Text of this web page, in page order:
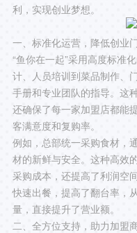
利，实现创业梦想。
一、标准化运营，降低创业
“鱼你在一起”采用高度标准
计、人员培训到菜品制作、
手册和专业团队的指导。这
还确保了每一家加盟店都能
客满意度和复购率。
例如，总部统一采购食材，
材的新鲜与安全。这种高效
采购成本，还提高了利润空
快速出餐，提高了翻台率，
量，直接提升了营业额。
二、全方位支持，助力加盟